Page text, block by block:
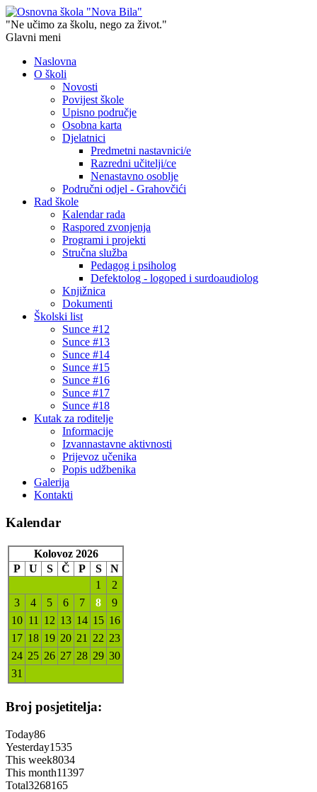
"Ne učimo za školu, nego za život."
Glavni meni
Naslovna
O školi
Novosti
Povijest škole
Upisno područje
Osobna karta
Djelatnici
Predmetni nastavnici/e
Razredni učitelji/ce
Nenastavno osoblje
Područni odjel - Grahovčići
Rad škole
Kalendar rada
Raspored zvonjenja
Programi i projekti
Stručna služba
Pedagog i psiholog
Defektolog - logoped i surdoaudiolog
Knjižnica
Dokumenti
Školski list
Sunce #12
Sunce #13
Sunce #14
Sunce #15
Sunce #16
Sunce #17
Sunce #18
Kutak za roditelje
Informacije
Izvannastavne aktivnosti
Prijevoz učenika
Popis udžbenika
Galerija
Kontakti
Kalendar
Kolovoz 2026
P
U S Č P S
N
1
2
3
4 5 6 7 8
9
10 11 12 13 14 15 16
17 18 19 20 21 22 23
24 25 26 27 28 29 30
31
Broj posjetitelja:
Today86
Yesterday1535
This week8034
This month11397
Total3268165